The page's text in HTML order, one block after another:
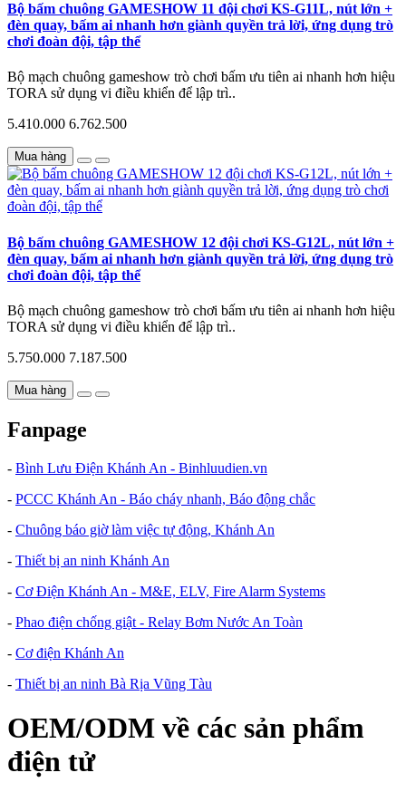
Bộ bấm chuông GAMESHOW 11 đội chơi KS-G11L, nút lớn +
đèn quay, bấm ai nhanh hơn giành quyền trả lời, ứng dụng trò
chơi đoàn đội, tập thể
Bộ mạch chuông gameshow trò chơi bấm ưu tiên ai nhanh hơn hiệu
TORA sử dụng vi điều khiển để lập trì..
5.410.000 6.762.500
Mua hàng
Bộ bấm chuông GAMESHOW 12 đội chơi KS-G12L, nút lớn +
đèn quay, bấm ai nhanh hơn giành quyền trả lời, ứng dụng trò
chơi đoàn đội, tập thể
Bộ mạch chuông gameshow trò chơi bấm ưu tiên ai nhanh hơn hiệu
TORA sử dụng vi điều khiển để lập trì..
5.750.000 7.187.500
Mua hàng
Fanpage
- Bình Lưu Điện Khánh An - Binhluudien.vn
- PCCC Khánh An - Báo cháy nhanh, Báo động chắc
- Chuông báo giờ làm việc tự động, Khánh An
- Thiết bị an ninh Khánh An
- Cơ Điện Khánh An - M&E, ELV, Fire Alarm Systems
- Phao điện chống giật - Relay Bơm Nước An Toàn
- Cơ điện Khánh An
- Thiết bị an ninh Bà Rịa Vũng Tàu
OEM/ODM về các sản phẩm
điện tử